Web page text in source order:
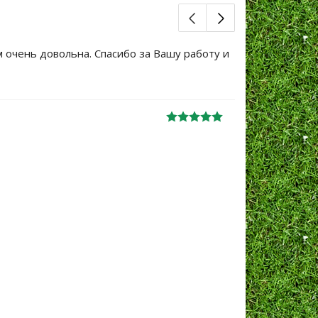
очень довольна. Спасибо за Вашу работу и
Большое
уже не
Жанна
06.10.2024